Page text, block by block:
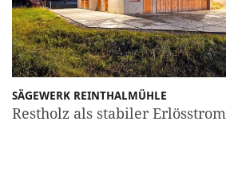
SÄGEWERK REINTHALMÜHLE
Restholz als stabiler Erlösstrom